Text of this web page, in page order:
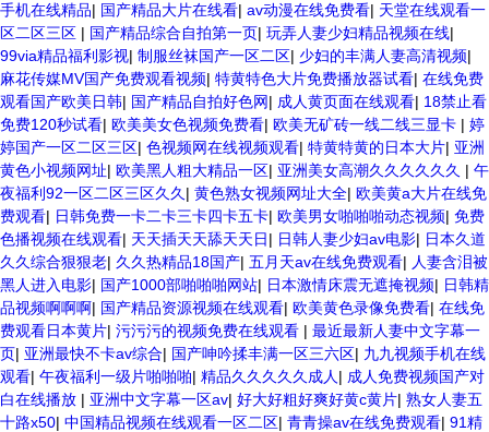
手机在线精品| 国产精品大片在线看| av动漫在线免费看| 天堂在线观看一
区二区三区 | 国产精品综合自拍第一页| 玩弄人妻少妇精品视频在线|
99via精品福利影视| 制服丝袜国产一区二区| 少妇的丰满人妻高清视频|
麻花传媒MV国产免费观看视频| 特黄特色大片免费播放器试看| 在线免费
观看国产欧美日韩| 国产精品自拍好色网| 成人黄页面在线观看| 18禁止看
免费120秒试看| 欧美美女色视频免费看| 欧美无矿砖一线二线三显卡 | 婷
婷国产一区二区三区| 色视频网在线视频观看| 特黄特黄的日本大片| 亚洲
黄色小视频网址| 欧美黑人粗大精品一区| 亚洲美女高潮久久久久久久 | 午
夜福利92一区二区三区久久 | 黄色熟女视频网址大全| 欧美黄a大片在线免
费观看| 日韩免费一卡二卡三卡四卡五卡| 欧美男女啪啪啪动态视频| 免费
色播视频在线观看| 天天插天天舔天天日| 日韩人妻少妇av电影| 日本久道
久久综合狠狠老| 久久热精品18国产| 五月天av在线免费观看| 人妻含泪被
黑人进入电影| 国产1000部啪啪啪网站| 日本激情床震无遮掩视频| 日韩精
品视频啊啊啊| 国产精品资源视频在线观看| 欧美黄色录像免费看| 在线免
费观看日本黄片| 污污污的视频免费在线观看 | 最近最新人妻中文字幕一
页| 亚洲最快不卡av综合| 国产呻吟揉丰满一区三六区| 九九视频手机在线
观看| 午夜福利一级片啪啪啪| 精品久久久久久成人 | 成人免费视频国产对
白在线播放 | 亚洲中文字幕一区av| 好大好粗好爽好黄c黄片| 熟女人妻五
十路x50| 中国精品视频在线观看一区二区| 青青操av在线免费观看| 91精